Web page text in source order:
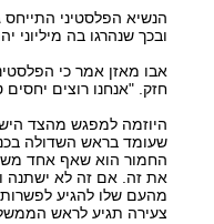
הנשיא הפלסטיני
ובכך שנהרגו בה מיליוני
אבו מאזן אמר כי
חזק. "אנחנו רוצים
היוזמה למפגש מהצד
שעומד בראש השדולה
החמור הוא שאף אחד
את זה. אם זה לא ישתנה
מהעם שלו להגיע
צעירה תגיע לראש